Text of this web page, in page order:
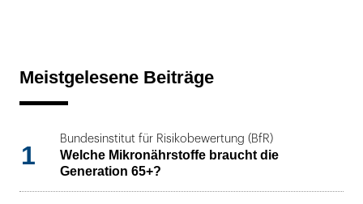
Meistgelesene Beiträge
1
Bundesinstitut für Risikobewertung (BfR)
Welche Mikronährstoffe braucht die
Generation 65+?